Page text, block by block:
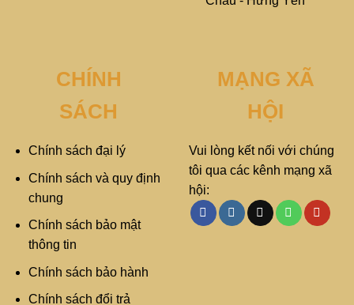
CHÍNH
SÁCH
Chính sách đại lý
Chính sách và quy định
chung
Chính sách bảo mật
thông tin
Chính sách bảo hành
Chính sách đổi trả
MẠNG XÃ
HỘI
Vui lòng kết nối với chúng
tôi qua các kênh mạng xã
hội: